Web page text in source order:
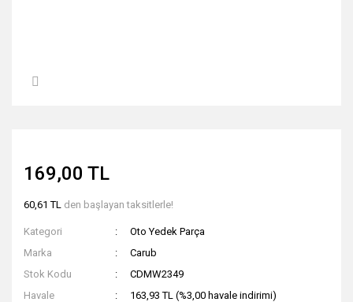
169,00 TL
60,61 TL den başlayan taksitlerle!
Kategori
Oto Yedek Parça
Marka
Carub
Stok Kodu
CDMW2349
Havale
163,93 TL (%3,00 havale indirimi)